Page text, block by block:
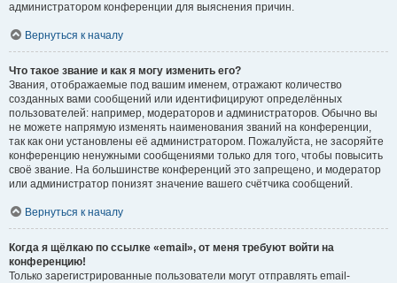
администратором конференции для выяснения причин.
Вернуться к началу
Что такое звание и как я могу изменить его?
Звания, отображаемые под вашим именем, отражают количество
созданных вами сообщений или идентифицируют определённых
пользователей: например, модераторов и администраторов. Обычно вы
не можете напрямую изменять наименования званий на конференции,
так как они установлены её администратором. Пожалуйста, не засоряйте
конференцию ненужными сообщениями только для того, чтобы повысить
своё звание. На большинстве конференций это запрещено, и модератор
или администратор понизят значение вашего счётчика сообщений.
Вернуться к началу
Когда я щёлкаю по ссылке «email», от меня требуют войти на
конференцию!
Только зарегистрированные пользователи могут отправлять email-